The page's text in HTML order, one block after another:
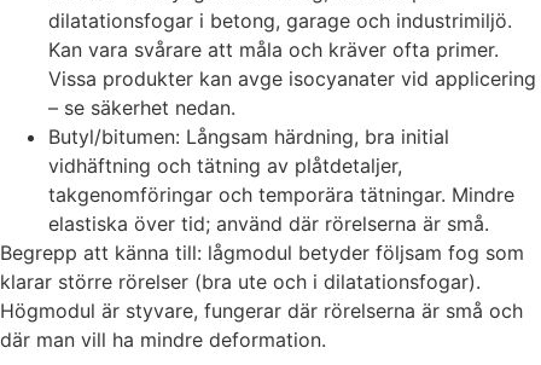
dilatationsfogar i betong, garage och industrimiljö.
Kan vara svårare att måla och kräver ofta primer.
Vissa produkter kan avge isocyanater vid applicering
– se säkerhet nedan.
Butyl/bitumen: Långsam härdning, bra initial
vidhäftning och tätning av plåtdetaljer,
takgenomföringar och temporära tätningar. Mindre
elastiska över tid; använd där rörelserna är små.
Begrepp att känna till: lågmodul betyder följsam fog som
klarar större rörelser (bra ute och i dilatationsfogar).
Högmodul är styvare, fungerar där rörelserna är små och
där man vill ha mindre deformation.